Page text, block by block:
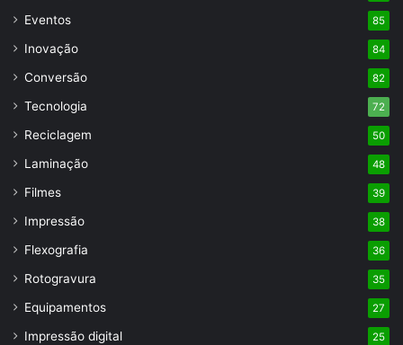
Eventos 85
Inovação 84
Conversão 82
Tecnologia 72
Reciclagem 50
Laminação 48
Filmes 39
Impressão 38
Flexografia 36
Rotogravura 35
Equipamentos 27
Impressão digital 25